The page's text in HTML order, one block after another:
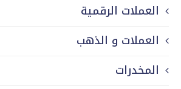
العملات الرقمية
العملات و الذهب
المخدرات